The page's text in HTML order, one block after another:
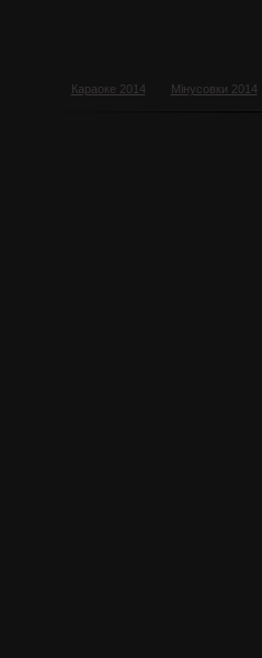
Караоке 2014 Мінусовки 2014